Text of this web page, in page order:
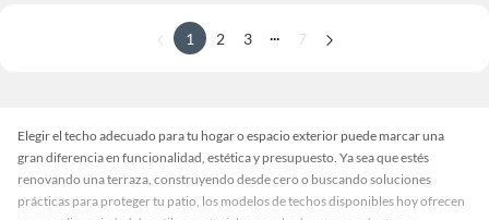
1 2 3 7
Elegir el techo adecuado para tu hogar o espacio exterior puede marcar una
gran diferencia en funcionalidad, estética y presupuesto. Ya sea que estés
renovando una terraza, construyendo desde cero o buscando soluciones
prácticas para proteger tu patio, los modelos de techos disponibles hoy ofrecen